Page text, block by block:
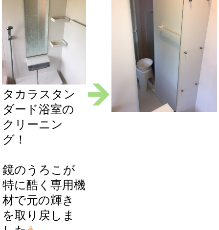
タカラスタン
ダード浴室の
クリーニン
グ！
鏡のうろこが
特に酷く専用機
材で元の輝き
を取り戻しま